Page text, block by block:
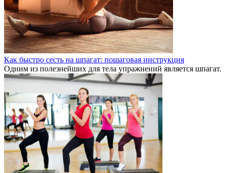
Как быстро сесть на шпагат: пошаговая инструкция
Одним из полезнейших для тела упражнений является шпагат.